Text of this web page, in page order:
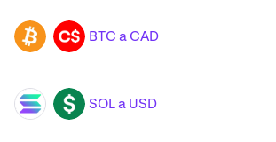
BTC CAD BTC a CAD
SOL USD SOL a USD